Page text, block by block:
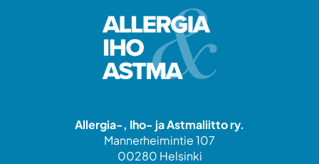
Allergia-, Iho- ja Astmaliitto ry.
Mannerheimintie 107
00280 Helsinki